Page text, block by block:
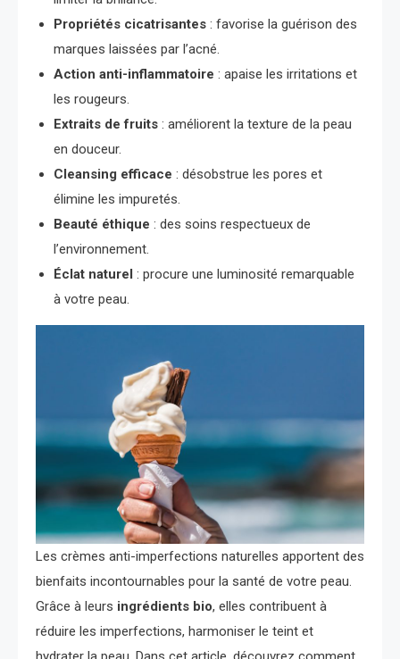
Propriétés cicatrisantes : favorise la guérison des
marques laissées par l’acné.
Action anti-inflammatoire : apaise les irritations et
les rougeurs.
Extraits de fruits : améliorent la texture de la peau
en douceur.
Cleansing efficace : désobstrue les pores et
élimine les impuretés.
Beauté éthique : des soins respectueux de
l’environnement.
Éclat naturel : procure une luminosité remarquable
à votre peau.
Les crèmes anti-imperfections naturelles apportent des
bienfaits incontournables pour la santé de votre peau.
Grâce à leurs ingrédients bio, elles contribuent à
réduire les imperfections, harmoniser le teint et